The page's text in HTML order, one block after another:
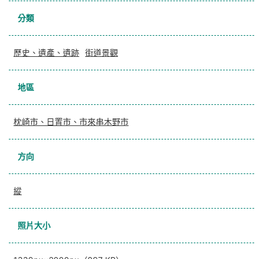
分類
歷史、遺產、遺跡 街道景觀
地區
枕崎市、日置市、市來串木野市
方向
縱
照片大小